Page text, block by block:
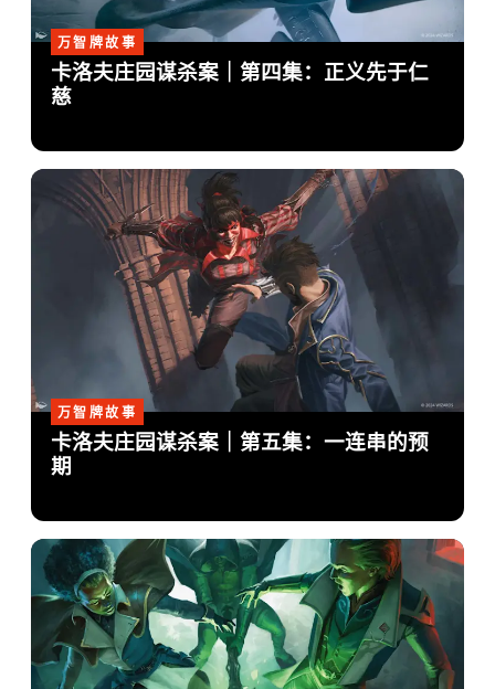
万智牌故事
卡洛夫庄园谋杀案｜第四集：正义先于仁
慈
万智牌故事
卡洛夫庄园谋杀案｜第五集：一连串的预
期